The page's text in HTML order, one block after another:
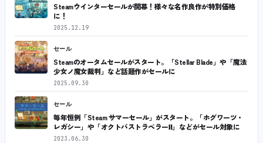
Steamウインターセールが開幕！様々な名作良作が特別価格
に！
2025.12.19
セール
Steamのオータムセールがスタート。「Stellar Blade」や「魔法
少女ノ魔女裁判」など話題作がセールに
2025.09.30
セール
毎年恒例「Steam サマーセール」がスタート。「ホグワーツ・
レガシー」や「オクトパストラベラーⅡ」などがセール対象に
2023.06.30